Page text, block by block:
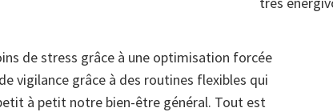
de stress grâce à une optimisation forcée
vigilance grâce à des routines flexibles qui
à petit notre bien-être général. Tout est